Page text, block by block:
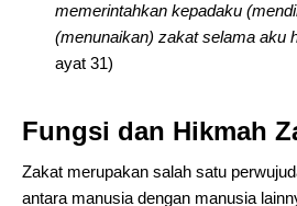
memerintahkan kepadaku
(menunaikan) zakat selama aku
ayat 31)
Fungsi dan Hikmah
Zakat merupakan salah satu
antara manusia dengan manusia